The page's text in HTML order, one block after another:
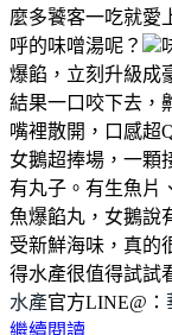
麼多饕客一吃就愛
呼的味噌湯呢？
爆餡，立刻升級成
結果一口咬下去，
嘴裡散開，口感超
女鵝超捧場，一顆
有丸子。有生魚片
魚爆餡丸，女鵝說
受新鮮海味，真的
得水產很值得試試
水產官方LINE@：
繼續閱讀